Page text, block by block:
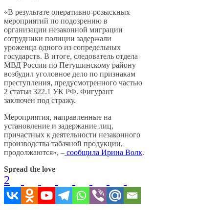
«В результате оперативно-розыскных
мероприятий по подозрению в
организации незаконной миграции
сотрудники полиции задержали
уроженца одного из сопредельных
государств. В итоге, следователь отдела
МВД России по Петушинскому району
возбудил уголовное дело по признакам
преступления, предусмотренного частью
2 статьи 322.1 УК РФ. Фигурант
заключен под стражу.
Мероприятия, направленные на
установление и задержание лиц,
причастных к деятельности незаконного
производства табачной продукции,
продолжаются», – сообщила Ирина Волк.
Spread the love
2